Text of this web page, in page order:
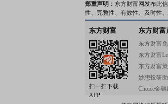
郑重声明： 东方财富网发布此
性、完整性、有效性、及时性
东方财富
扫一扫下载
APP
东方财富
东方财富
东方财富
东方财富
妙想投研
Choice金融